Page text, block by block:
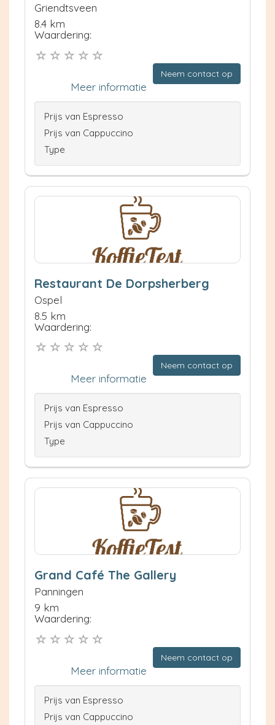
Griendtsveen
8.4 km
Waardering:
Neem contact op
Meer informatie
Prijs van Espresso
Prijs van Cappuccino
Type
Restaurant De Dorpsherberg
Ospel
8.5 km
Waardering:
Neem contact op
Meer informatie
Prijs van Espresso
Prijs van Cappuccino
Type
Grand Café The Gallery
Panningen
9 km
Waardering:
Neem contact op
Meer informatie
Prijs van Espresso
Prijs van Cappuccino